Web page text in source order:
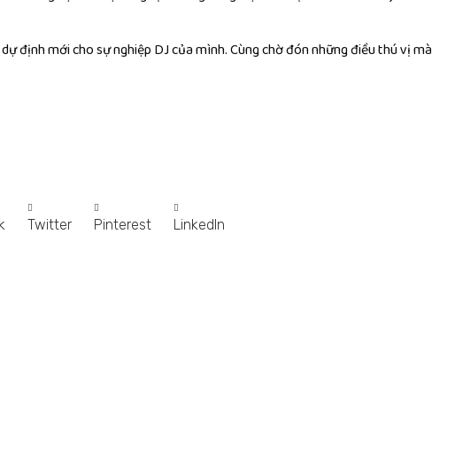
định mới cho sự nghiệp DJ của mình. Cùng chờ đón những điều thú vị mà
Twitter Pinterest LinkedIn